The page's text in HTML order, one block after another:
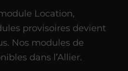
Location,
provisoires devient
Nos modules de
dans l’Allier.